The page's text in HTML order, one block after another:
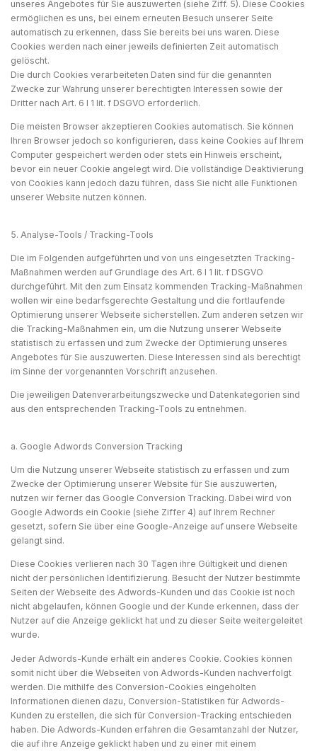
unseres Angebotes für Sie auszuwerten (siehe Ziff. 5). Diese Cookies
ermöglichen es uns, bei einem erneuten Besuch unserer Seite
automatisch zu erkennen, dass Sie bereits bei uns waren. Diese
Cookies werden nach einer jeweils definierten Zeit automatisch
gelöscht.
Die durch Cookies verarbeiteten Daten sind für die genannten
Zwecke zur Wahrung unserer berechtigten Interessen sowie der
Dritter nach Art. 6 I 1 lit. f DSGVO erforderlich.
Die meisten Browser akzeptieren Cookies automatisch. Sie können
Ihren Browser jedoch so konfigurieren, dass keine Cookies auf Ihrem
Computer gespeichert werden oder stets ein Hinweis erscheint,
bevor ein neuer Cookie angelegt wird. Die vollständige Deaktivierung
von Cookies kann jedoch dazu führen, dass Sie nicht alle Funktionen
unserer Website nutzen können.
5. Analyse-Tools / Tracking-Tools
Die im Folgenden aufgeführten und von uns eingesetzten Tracking-
Maßnahmen werden auf Grundlage des Art. 6 I 1 lit. f DSGVO
durchgeführt. Mit den zum Einsatz kommenden Tracking-Maßnahmen
wollen wir eine bedarfsgerechte Gestaltung und die fortlaufende
Optimierung unserer Webseite sicherstellen. Zum anderen setzen wir
die Tracking-Maßnahmen ein, um die Nutzung unserer Webseite
statistisch zu erfassen und zum Zwecke der Optimierung unseres
Angebotes für Sie auszuwerten. Diese Interessen sind als berechtigt
im Sinne der vorgenannten Vorschrift anzusehen.
Die jeweiligen Datenverarbeitungszwecke und Datenkategorien sind
aus den entsprechenden Tracking-Tools zu entnehmen.
a. Google Adwords Conversion Tracking
Um die Nutzung unserer Webseite statistisch zu erfassen und zum
Zwecke der Optimierung unserer Website für Sie auszuwerten,
nutzen wir ferner das Google Conversion Tracking. Dabei wird von
Google Adwords ein Cookie (siehe Ziffer 4) auf Ihrem Rechner
gesetzt, sofern Sie über eine Google-Anzeige auf unsere Webseite
gelangt sind.
Diese Cookies verlieren nach 30 Tagen ihre Gültigkeit und dienen
nicht der persönlichen Identifizierung. Besucht der Nutzer bestimmte
Seiten der Webseite des Adwords-Kunden und das Cookie ist noch
nicht abgelaufen, können Google und der Kunde erkennen, dass der
Nutzer auf die Anzeige geklickt hat und zu dieser Seite weitergeleitet
wurde.
Jeder Adwords-Kunde erhält ein anderes Cookie. Cookies können
somit nicht über die Webseiten von Adwords-Kunden nachverfolgt
werden. Die mithilfe des Conversion-Cookies eingeholten
Informationen dienen dazu, Conversion-Statistiken für Adwords-
Kunden zu erstellen, die sich für Conversion-Tracking entschieden
haben. Die Adwords-Kunden erfahren die Gesamtanzahl der Nutzer,
die auf ihre Anzeige geklickt haben und zu einer mit einem